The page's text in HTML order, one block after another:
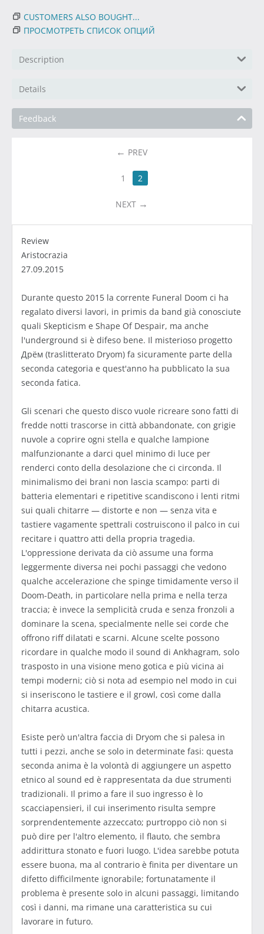
CUSTOMERS ALSO BOUGHT...
ПРОСМОТРЕТЬ СПИСОК ОПЦИЙ
Description
Details
Feedback
PREV
1 2
NEXT
Review
Aristocrazia
27.09.2015
Durante questo 2015 la corrente Funeral Doom ci ha
regalato diversi lavori, in primis da band già conosciute
quali Skepticism e Shape Of Despair, ma anche
l'underground si è difeso bene. Il misterioso progetto
Дрём (traslitterato Dryom) fa sicuramente parte della
seconda categoria e quest'anno ha pubblicato la sua
seconda fatica.
Gli scenari che questo disco vuole ricreare sono fatti di
fredde notti trascorse in città abbandonate, con grigie
nuvole a coprire ogni stella e qualche lampione
malfunzionante a darci quel minimo di luce per
renderci conto della desolazione che ci circonda. Il
minimalismo dei brani non lascia scampo: parti di
batteria elementari e ripetitive scandiscono i lenti ritmi
sui quali chitarre — distorte e non — senza vita e
tastiere vagamente spettrali costruiscono il palco in cui
recitare i quattro atti della propria tragedia.
L'oppressione derivata da ciò assume una forma
leggermente diversa nei pochi passaggi che vedono
qualche accelerazione che spinge timidamente verso il
Doom-Death, in particolare nella prima e nella terza
traccia; è invece la semplicità cruda e senza fronzoli a
dominare la scena, specialmente nelle sei corde che
offrono riff dilatati e scarni. Alcune scelte possono
ricordare in qualche modo il sound di Ankhagram, solo
trasposto in una visione meno gotica e più vicina ai
tempi moderni; ciò si nota ad esempio nel modo in cui
si inseriscono le tastiere e il growl, così come dalla
chitarra acustica.
Esiste però un'altra faccia di Dryom che si palesa in
tutti i pezzi, anche se solo in determinate fasi: questa
seconda anima è la volontà di aggiungere un aspetto
etnico al sound ed è rappresentata da due strumenti
tradizionali. Il primo a fare il suo ingresso è lo
scacciapensieri, il cui inserimento risulta sempre
sorprendentemente azzeccato; purtroppo ciò non si
può dire per l'altro elemento, il flauto, che sembra
addirittura stonato e fuori luogo. L'idea sarebbe potuta
essere buona, ma al contrario è finita per diventare un
difetto difficilmente ignorabile; fortunatamente il
problema è presente solo in alcuni passaggi, limitando
così i danni, ma rimane una caratteristica su cui
lavorare in futuro.